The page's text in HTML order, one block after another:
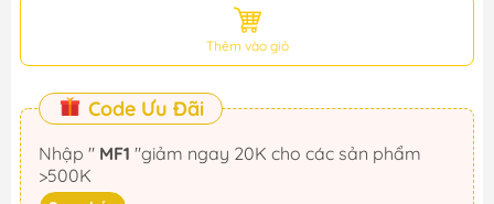
Thêm vào giỏ
Code Ưu Đãi
Nhập " MF1
>500K